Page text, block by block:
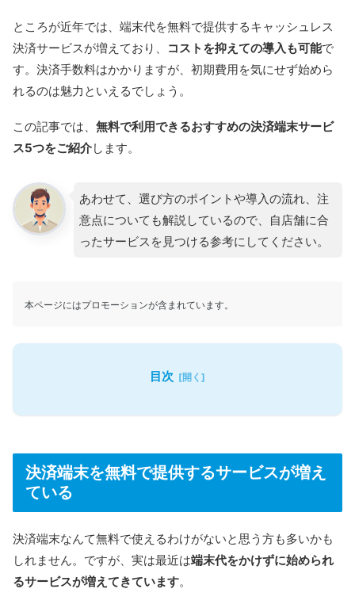
ところが近年では、端末代を無料で提供するキャッシュレス
決済サービスが増えており、
コストを抑えての導入も可能で
す。決済手数料はかかりますが、初期費用を気にせず始めら
れるのは魅力といえるでしょう。
この記事では、 無料で利用できるおすすめの決済端末サービ
ス5つをご紹介します。
あわせて、選び方のポイントや導入の流れ、注
意点についても解説しているので、自店舗に合
ったサービスを見つける参考にしてください。
本ページにはプロモーションが含まれています。
目次
決済端末を無料で提供するサービスが増え
ている
決済端末なんて無料で使えるわけがないと思う方も多いかも
しれません。ですが、実は最近は端末代をかけずに始められ
るサービスが増えてきています。